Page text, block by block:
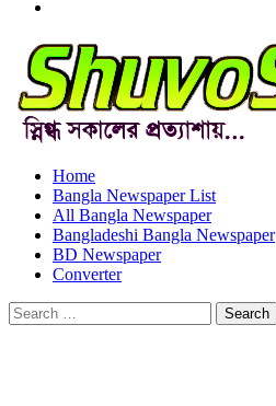
Home
Bangla Newspaper List
All Bangla Newspaper
Bangladeshi Bangla Newspaper
BD Newspaper
Converter
Search
for: